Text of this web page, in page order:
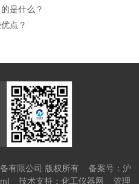
是什么？
点？
有限公司 版权所有 备案号：沪
技术支持： 化工仪器网 管理